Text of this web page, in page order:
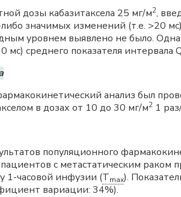
дозы кабазитаксела 25 мг/м2,
значимых изменений (т.е. >20
уровнем выявлено не было.
мс) среднего показателя интервала
анализ был
в дозах от 10 до 30 мг/м2 1
популяционного
с метастатическим
1-часовой инфузии (Tmax).
вариации: 34%).